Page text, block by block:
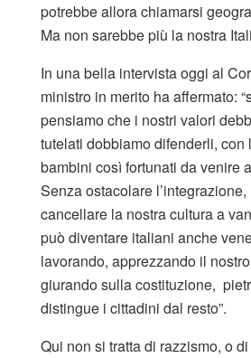
potrebbe allora chiamarsi
Ma non sarebbe più la nostra
In una bella intervista oggi al
ministro in merito ha affermato:
pensiamo che i nostri valori
tutelati dobbiamo difenderli, con
bambini così fortunati da venire
Senza ostacolare
cancellare la nostra cultura a
può diventare italiani anche
lavorando, apprezzando il
giurando sulla costituzione,
distingue i cittadini dal resto”.
Qui non si tratta di razzismo, o